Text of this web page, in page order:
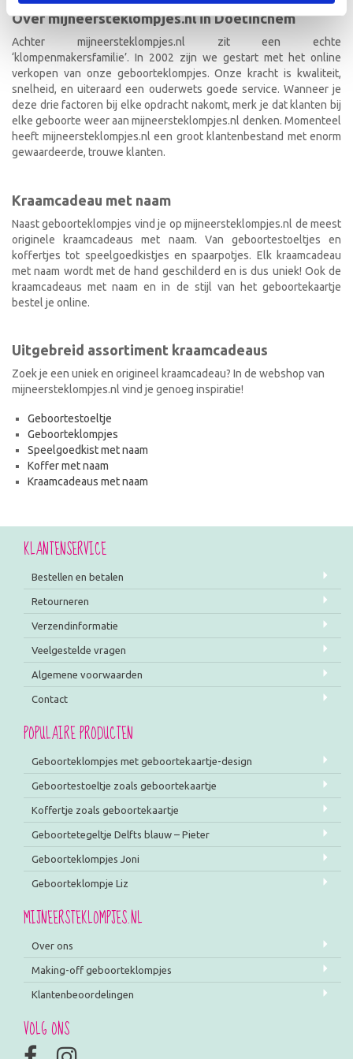
Over mijneersteklompjes.nl in Doetinchem
Achter mijneersteklompjes.nl zit een echte
‘klompenmakersfamilie’. In 2002 zijn we gestart met het online
verkopen van onze geboorteklompjes. Onze kracht is kwaliteit,
snelheid, en uiteraard een ouderwets goede service. Wanneer je
deze drie factoren bij elke opdracht nakomt, merk je dat klanten bij
elke geboorte weer aan mijneersteklompjes.nl denken. Momenteel
heeft mijneersteklompjes.nl een groot klantenbestand met enorm
gewaardeerde, trouwe klanten.
Kraamcadeau met naam
Naast geboorteklompjes vind je op mijneersteklompjes.nl de meest
originele kraamcadeaus met naam. Van geboortestoeltjes en
koffertjes tot speelgoedkistjes en spaarpotjes. Elk kraamcadeau
met naam wordt met de hand geschilderd en is dus uniek! Ook de
kraamcadeaus met naam en in de stijl van het geboortekaartje
bestel je online.
Uitgebreid assortiment kraamcadeaus
Zoek je een uniek en origineel kraamcadeau? In de webshop van
mijneersteklompjes.nl vind je genoeg inspiratie!
Geboortestoeltje
Geboorteklompjes
Speelgoedkist met naam
Koffer met naam
Kraamcadeaus met naam
KLANTENSERVICE
Bestellen en betalen
Retourneren
Verzendinformatie
Veelgestelde vragen
Algemene voorwaarden
Contact
POPULAIRE PRODUCTEN
Geboorteklompjes met geboortekaartje-design
Geboortestoeltje zoals geboortekaartje
Koffertje zoals geboortekaartje
Geboortetegeltje Delfts blauw – Pieter
Geboorteklompjes Joni
Geboorteklompje Liz
MIJNEERSTEKLOMPJES.NL
Over ons
Making-off geboorteklompjes
Klantenbeoordelingen
VOLG ONS